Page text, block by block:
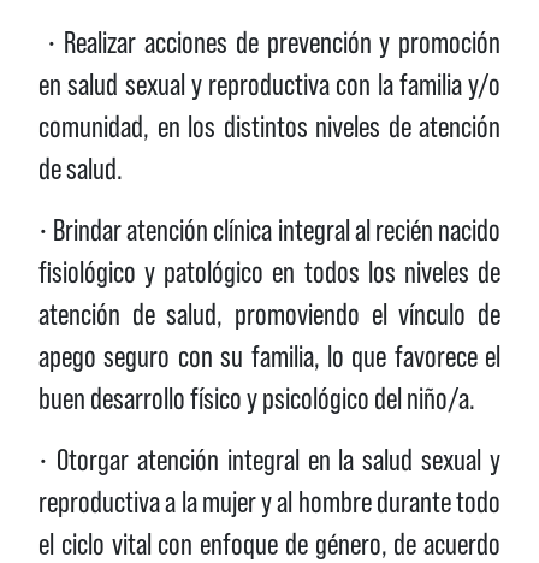
• Realizar acciones de prevención y promoción
en salud sexual y reproductiva con la familia y/o
comunidad, en los distintos niveles de atención
de salud.
• Brindar atención clínica integral al recién nacido
fisiológico y patológico en todos los niveles de
atención de salud, promoviendo el vínculo de
apego seguro con su familia, lo que favorece el
buen desarrollo físico y psicológico del niño/a.
• Otorgar atención integral en la salud sexual y
reproductiva a la mujer y al hombre durante todo
el ciclo vital con enfoque de género, de acuerdo